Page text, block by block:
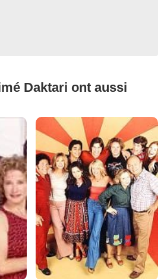
Daktari ont aussi